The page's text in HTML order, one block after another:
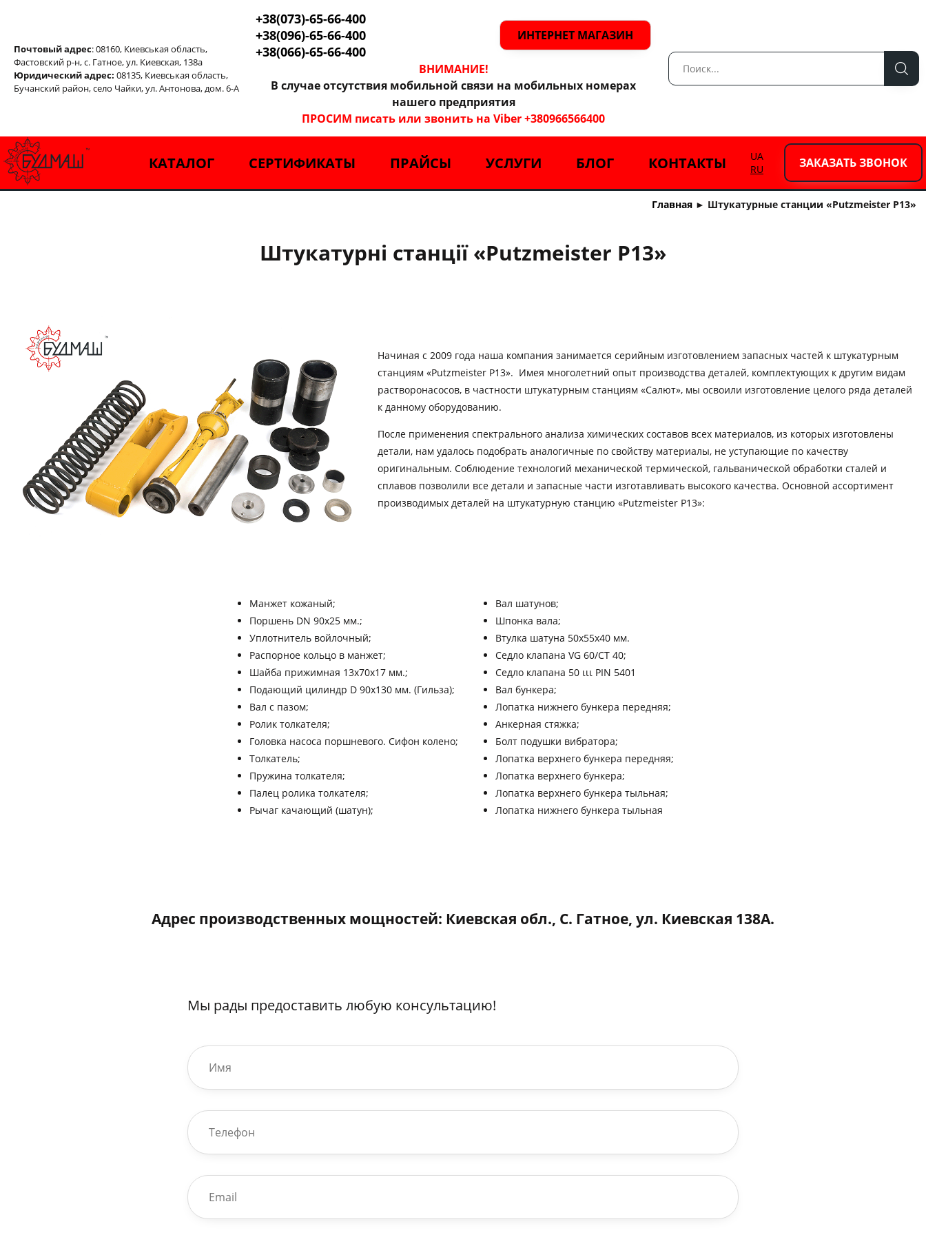
Почтовый адрес: 08160, Киевськая область,
Фастовский р-н, с. Гатное, ул. Киевская, 138а
Юридический адрес: 08135, Киевськая область,
Бучанский район, село Чайки, ул. Антонова, дом. 6-А
+38(073)-65-66-400
+38(096)-65-66-400
+38(066)-65-66-400
ИНТЕРНЕТ МАГАЗИН
ВНИМАНИЕ!
В случае отсутствия мобильной связи на мобильных номерах
нашего предприятия
ПРОСИМ писать или звонить на Viber +380966566400
КАТАЛОГ СЕРТИФИКАТЫ ПРАЙСЫ УСЛУГИ БЛОГ КОНТАКТЫ
UA
RU
ЗАКАЗАТЬ ЗВОНОК
Главная ► Штукатурные станции «Putzmeister P13»
Штукатурні станції «Putzmeister P13»
Начиная с 2009 года наша компания занимается серийным изготовлением запасных частей к штукатурным
станциям «Putzmeister P13». Имея многолетний опыт производства деталей, комплектующих к другим видам
растворонасосов, в частности штукатурным станциям «Салют», мы освоили изготовление целого ряда деталей
к данному оборудованию.
После применения спектрального анализа химических составов всех материалов, из которых изготовлены
детали, нам удалось подобрать аналогичные по свойству материалы, не уступающие по качеству
оригинальным. Соблюдение технологий механической термической, гальванической обработки сталей и
сплавов позволили все детали и запасные части изготавливать высокого качества. Основной ассортимент
производимых деталей на штукатурную станцию «Putzmeister P13»:
Манжет кожаный;
Поршень DN 90х25 мм.;
Уплотнитель войлочный;
Распорное кольцо в манжет;
Шайба прижимная 13х70х17 мм.;
Подающий цилиндр D 90х130 мм. (Гильза);
Вал с пазом;
Ролик толкателя;
Головка насоса поршневого. Сифон колено;
Толкатель;
Пружина толкателя;
Палец ролика толкателя;
Рычаг качающий (шатун);
Вал шатунов;
Шпонка вала;
Втулка шатуна 50х55х40 мм.
Седло клапана VG 60/СТ 40;
Седло клапана 50 ιιι PIN 5401
Вал бункера;
Лопатка нижнего бункера передняя;
Анкерная стяжка;
Болт подушки вибратора;
Лопатка верхнего бункера передняя;
Лопатка верхнего бункера;
Лопатка верхнего бункера тыльная;
Лопатка нижнего бункера тыльная
Адрес производственных мощностей: Киевская обл., С. Гатное, ул. Киевская 138А.
Мы рады предоставить любую консультацию!